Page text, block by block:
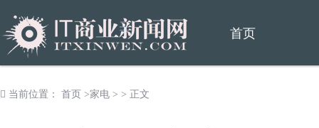
首页
当前位置： 首页 >家电 > > 正文